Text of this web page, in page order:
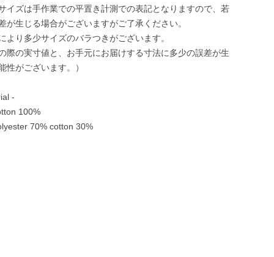
イズは手作業での平置き計測での表記となりますので、若
が生じる場合がございますがご了承ください。
より多少サイズのバラつきがございます。
際の実寸値と、お手元にお届けする寸法に多少の誤差が生
性がございます。）
-
100%
70% cotton 30%